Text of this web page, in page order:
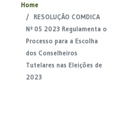
Home
RESOLUÇÃO COMDICA
Nº 05 2023 Regulamenta o
Processo para a Escolha
dos Conselheiros
Tutelares nas Eleições de
2023